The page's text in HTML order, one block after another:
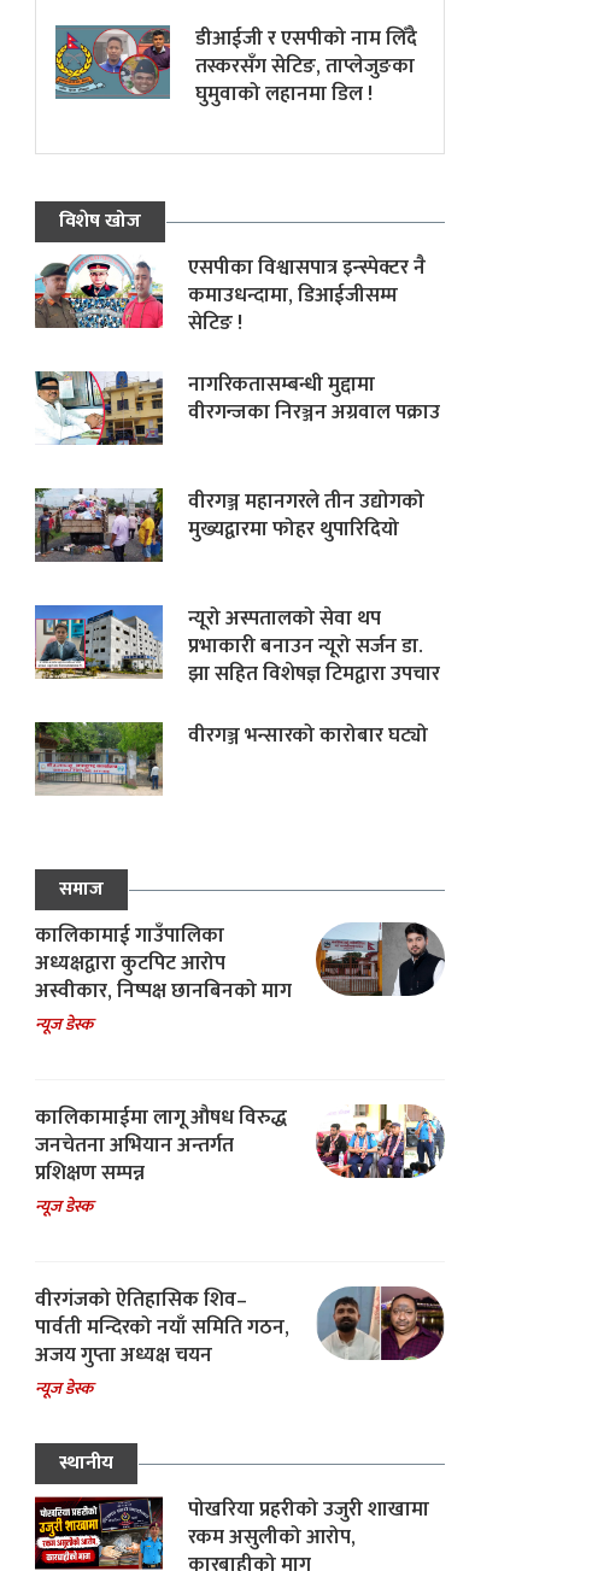
डीआईजी र एसपीको नाम लिँदै
तस्करसँग सेटिङ, ताप्लेजुङका
घुमुवाको लहानमा डिल !
विशेष खोज
एसपीका विश्वासपात्र इन्स्पेक्टर नै
कमाउधन्दामा, डिआईजीसम्म
सेटिङ !
नागरिकतासम्बन्धी मुद्दामा
वीरगन्जका निरञ्जन अग्रवाल पक्राउ
वीरगञ्ज महानगरले तीन उद्योगको
मुख्यद्वारमा फोहर थुपारिदियो
न्यूरो अस्पतालको सेवा थप
प्रभाकारी बनाउन न्यूरो सर्जन डा.
झा सहित विशेषज्ञ टिमद्वारा उपचार
वीरगञ्ज भन्सारको कारोबार घट्यो
समाज
कालिकामाई गाउँपालिका
अध्यक्षद्वारा कुटपिट आरोप
अस्वीकार, निष्पक्ष छानबिनको माग
न्यूज डेस्क
कालिकामाईमा लागू औषध विरुद्ध
जनचेतना अभियान अन्तर्गत
प्रशिक्षण सम्पन्न
न्यूज डेस्क
वीरगंजको ऐतिहासिक शिव–
पार्वती मन्दिरको नयाँ समिति गठन,
अजय गुप्ता अध्यक्ष चयन
न्यूज डेस्क
स्थानीय
पोखरिया प्रहरीको उजुरी शाखामा
रकम असुलीको आरोप,